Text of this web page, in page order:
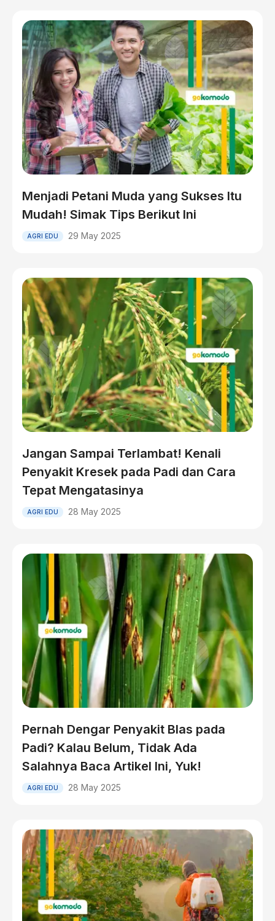
Menjadi Petani Muda yang Sukses Itu
Mudah! Simak Tips Berikut Ini
AGRI EDU 29 May 2025
Jangan Sampai Terlambat! Kenali
Penyakit Kresek pada Padi dan Cara
Tepat Mengatasinya
AGRI EDU 28 May 2025
Pernah Dengar Penyakit Blas pada
Padi? Kalau Belum, Tidak Ada
Salahnya Baca Artikel Ini, Yuk!
AGRI EDU 28 May 2025